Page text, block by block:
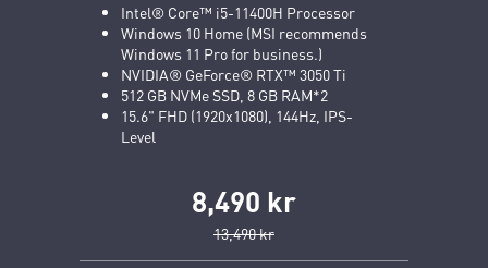
Intel® Core™ i5-11400H Processor
Windows 10 Home (MSI recommends
Windows 11 Pro for business.)
NVIDIA® GeForce® RTX™ 3050 Ti
512 GB NVMe SSD, 8 GB RAM*2
15.6" FHD (1920x1080), 144Hz, IPS-
Level
8,490 kr
13,490 kr